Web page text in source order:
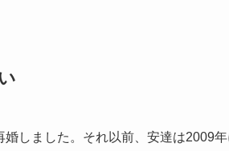
しました。それ以前、安達は2009